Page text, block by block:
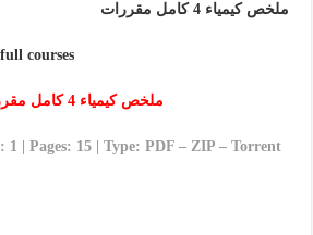
ملخص كيمياء 4 كامل مقررات
courses
ملخص كيمياء 4 كامل مقررات
1 | Pages: 15 | Type: PDF – ZIP – Torrent